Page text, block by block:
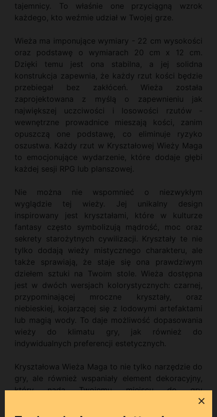
tajemnicy. To właśnie one przyciągną wzrok
każdego, kto weźmie udział w Twojej grze.
Wieża ma imponujące wymiary - 22 cm wysokości
oraz podstawę o wymiarach 20 cm x 12 cm.
Dzięki temu jest ona stabilna, a jej solidna
konstrukcja zapewnia, że każdy rzut kości będzie
przebiegał bez zakłóceń. Wieża została
zaprojektowana z myślą o zapewnieniu jak
największej uczciwości i losowości rzutów -
wewnętrzne prowadnice mieszają kości, zanim
opuszczą one podstawę, co eliminuje ryzyko
oszustwa. Każdy rzut w Kryształowej Wieży Maga
to emocjonujące wydarzenie, które dodaje głębi
każdej sesji RPG lub planszowej.
Nie można nie wspomnieć o niezwykłym
wyglądzie tej wieży. Jej unikalny design
inspirowany jest kryształami, które w kulturze
fantasy często symbolizują mądrość, moc oraz
sekrety starożytnych cywilizacji. Kryształy te nie
tylko dodają wieży mistycznego charakteru, ale
także sprawiają, że staje się ona prawdziwym
dziełem sztuki na Twoim stole. Wieża dostępna
jest w dwóch wersjach kolorystycznych: czarnej,
przypominającej mroczne kryształy, oraz
niebieskiej, kojarzącej się z lodowymi artefaktami
lub magią wody. To daje możliwość dopasowania
wieży do klimatu gry, jak również do
indywidualnych preferencji estetycznych.
Kryształowa Wieża Maga to nie tylko narzędzie do
gry, ale również wspaniały element dekoracyjny,
który nada Twojemu miejscu do gry
niepowtarzalnego klimatu. Jest to idealny wybór